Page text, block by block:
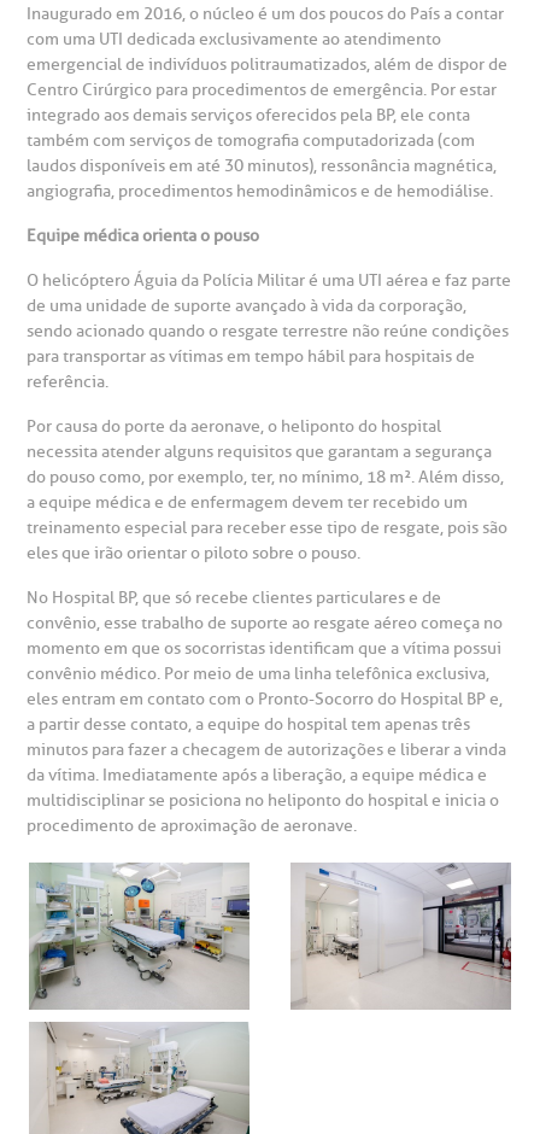
Fale Conosco
BP Mirante
Saiba mais
R. Martiniano de Carvalho, 965
CEP: 01323-001 | Bela Vista
São Paulo - SP
Clínica Medicina da Mulher
Endereço:
R. Colômbia, 332
CEP: 01438-000 | Jardim Paulista
São Paulo - SP
social
a BP
de Benchmarking
de Bioética
Teleinterconsulta
Centro de Doenças Autoimunes
de orçamento particular
de veracidade de atestado
atendimento
Cirurgia
frequentes
de Sangue
de órgãos
de cuidado
e perdidos
Inaugurado em 2016, o núcleo é um dos poucos do País a contar
com uma UTI dedicada exclusivamente ao atendimento
emergencial de indivíduos politraumatizados, além de dispor de
Centro Cirúrgico para procedimentos de emergência. Por estar
integrado aos demais serviços oferecidos pela BP, ele conta
também com serviços de tomografia computadorizada (com
laudos disponíveis em até 30 minutos), ressonância magnética,
angiografia, procedimentos hemodinâmicos e de hemodiálise.
Equipe médica orienta o pouso
O helicóptero Águia da Polícia Militar é uma UTI aérea e faz parte
de uma unidade de suporte avançado à vida da corporação,
sendo acionado quando o resgate terrestre não reúne condições
para transportar as vítimas em tempo hábil para hospitais de
referência.
Por causa do porte da aeronave, o heliponto do hospital
necessita atender alguns requisitos que garantam a segurança
do pouso como, por exemplo, ter, no mínimo, 18 m². Além disso,
a equipe médica e de enfermagem devem ter recebido um
treinamento especial para receber esse tipo de resgate, pois são
eles que irão orientar o piloto sobre o pouso.
No Hospital BP, que só recebe clientes particulares e de
convênio, esse trabalho de suporte ao resgate aéreo começa no
momento em que os socorristas identificam que a vítima possui
convênio médico. Por meio de uma linha telefônica exclusiva,
eles entram em contato com o Pronto-Socorro do Hospital BP e,
a partir desse contato, a equipe do hospital tem apenas três
minutos para fazer a checagem de autorizações e liberar a vinda
da vítima. Imediatamente após a liberação, a equipe médica e
multidisciplinar se posiciona no heliponto do hospital e inicia o
procedimento de aproximação de aeronave.